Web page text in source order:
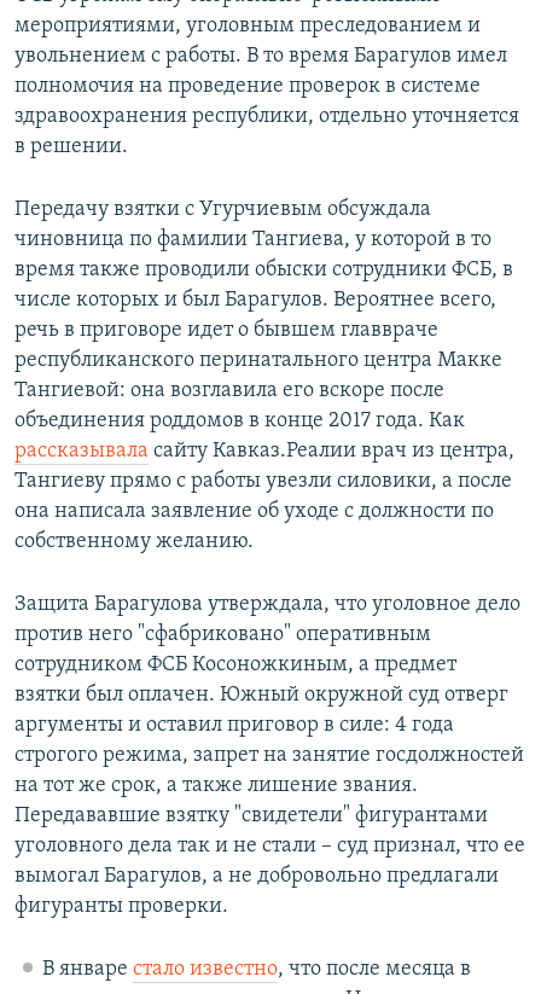
мероприятиями, уголовным преследованием и
увольнением с работы. В то время Барагулов имел
полномочия на проведение проверок в системе
здравоохранения республики, отдельно уточняется
в решении.
Передачу взятки с Угурчиевым обсуждала
чиновница по фамилии Тангиева, у которой в то
время также проводили обыски сотрудники ФСБ, в
числе которых и был Барагулов. Вероятнее всего,
речь в приговоре идет о бывшем главвраче
республиканского перинатального центра Макке
Тангиевой: она возглавила его вскоре после
объединения роддомов в конце 2017 года. Как
рассказывала сайту Кавказ.Реалии врач из центра,
Тангиеву прямо с работы увезли силовики, а после
она написала заявление об уходе с должности по
собственному желанию.
Защита Барагулова утверждала, что уголовное дело
против него "сфабриковано" оперативным
сотрудником ФСБ Косоножкиным, а предмет
взятки был оплачен. Южный окружной суд отверг
аргументы и оставил приговор в силе: 4 года
строгого режима, запрет на занятие госдолжностей
на тот же срок, а также лишение звания.
Передававшие взятку "свидетели" фигурантами
уголовного дела так и не стали – суд признал, что ее
вымогал Барагулов, а не добровольно предлагали
фигуранты проверки.
В январе стало известно, что после месяца в